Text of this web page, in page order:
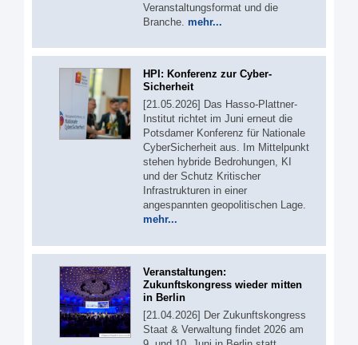
Veranstaltungsformat und die
Branche. mehr...
HPI: Konferenz zur Cyber-
Sicherheit
[21.05.2026] Das Hasso-Plattner-
Institut richtet im Juni erneut die
Potsdamer Konferenz für Nationale
CyberSicherheit aus. Im Mittelpunkt
stehen hybride Bedrohungen, KI
und der Schutz Kritischer
Infrastrukturen in einer
angespannten geopolitischen Lage.
mehr...
Veranstaltungen:
Zukunftskongress wieder mitten
in Berlin
[21.04.2026] Der Zukunftskongress
Staat & Verwaltung findet 2026 am